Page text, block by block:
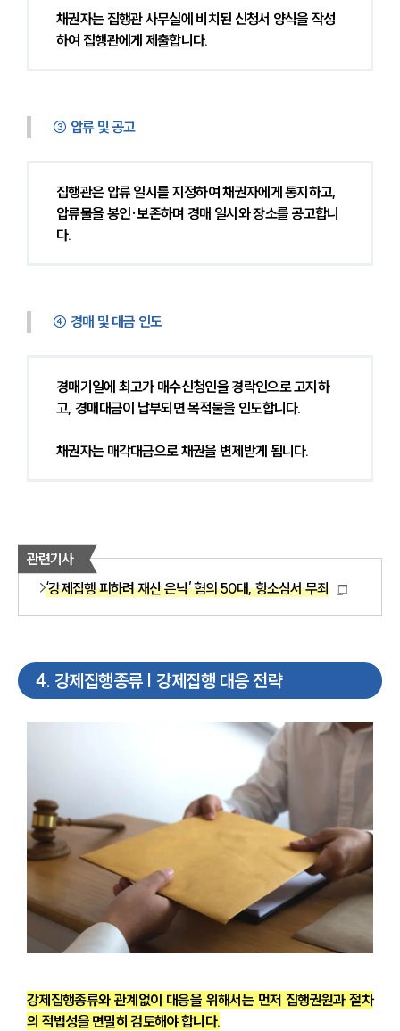
소식/자료
대륜법률상담예약
채권자는 집행관 사무실에 비치된 신청서 양식을 작성
하여 집행관에게 제출합니다.
③ 압류 및 공고
집행관은 압류 일시를 지정하여 채권자에게 통지하고,
압류물을 봉인·보존하며 경매 일시와 장소를 공고합니
다.
④ 경매 및 대금 인도
경매기일에 최고가 매수신청인을 경락인으로 고지하
고, 경매대금이 납부되면 목적물을 인도합니다.
채권자는 매각대금으로 채권을 변제받게 됩니다.
관련기사
‘강제집행 피하려 재산 은닉’ 혐의 50대, 항소심서 무죄
4. 강제집행종류 | 강제집행 대응 전략
강제집행종류와 관계없이 대응을 위해서는 먼저 집행권원과 절차
의 적법성을 면밀히 검토해야 합니다.